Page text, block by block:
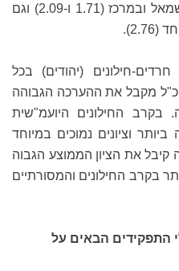
המפכ"ל מדורג נמוך במיוחד בשמאל ובמרכז (1.71 ו-2.09) וגם
חילונים (יהודים) בכל
מקבל את ההערכה הגבוהה
בקרב החילונים היועמ"שית
וציונים נמוכים במיוחד
קיבל את הציון הממוצע הגבוה
בקרב החילונים והמסורתיים
התפקידים הבאים על